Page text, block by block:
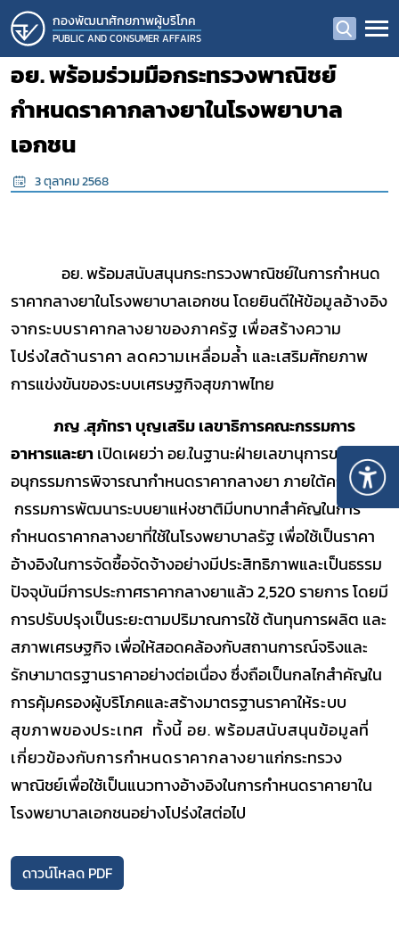
กองพัฒนาศักยภาพผู้บริโภค
PUBLIC AND CONSUMER AFFAIRS
อย. พร้อมร่วมมือกระทรวงพาณิชย์
กำหนดราคากลางยาในโรงพยาบาล
เอกชน
3 ตุลาคม 2568
อย.พร้อมสนับสนุนกระทรวงพาณิชย์ในการกำหนด
ราคากลางยาในโรงพยาบาลเอกชน โดยยินดีให้ข้อมูลอ้างอิง
จากระบบราคากลางยาของภาครัฐ เพื่อสร้างความ
โปร่งใสด้านราคา ลดความเหลื่อมล้ำ และเสริมศักยภาพ
การแข่งขันของระบบเศรษฐกิจสุขภาพไทย
ภญ.สุภัทรา บุญเสริม เลขาธิการคณะกรรมการ
อาหารและยา เปิดเผยว่า อย.ในฐานะฝ่ายเลขานุการของคณะ
อนุกรรมการพิจารณากำหนดราคากลางยา ภายใต้คณะ
กรรมการพัฒนาระบบยาแห่งชาติมีบทบาทสำคัญในการ
กำหนดราคากลางยาที่ใช้ในโรงพยาบาลรัฐเพื่อใช้เป็นราคา
อ้างอิงในการจัดซื้อจัดจ้างอย่างมีประสิทธิภาพและเป็นธรรม
ปัจจุบันมีการประกาศราคากลางยาแล้ว2,520รายการ โดยมี
การปรับปรุงเป็นระยะตามปริมาณการใช้ ต้นทุนการผลิต และ
สภาพเศรษฐกิจ เพื่อให้สอดคล้องกับสถานการณ์จริงและ
รักษามาตรฐานราคาอย่างต่อเนื่อง ซึ่งถือเป็นกลไกสำคัญใน
การคุ้มครองผู้บริโภคและสร้างมาตรฐานราคาให้ระบบ
สุขภาพของประเทศ ทั้งนี้ อย. พร้อมสนับสนุนข้อมูลที่
เกี่ยวข้องกับการกำหนดราคากลางยาแก่กระทรวง
พาณิชย์เพื่อใช้เป็นแนวทางอ้างอิงในการกำหนดราคายาใน
โรงพยาบาลเอกชนอย่างโปร่งใสต่อไป
ดาวน์โหลด PDF